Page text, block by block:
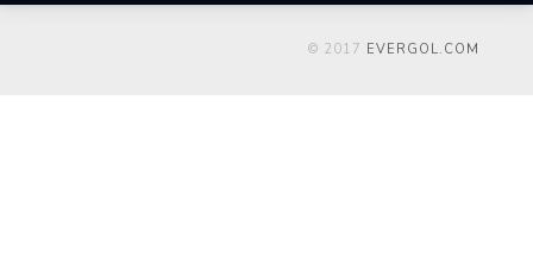
© 2017 EVERGOL.COM